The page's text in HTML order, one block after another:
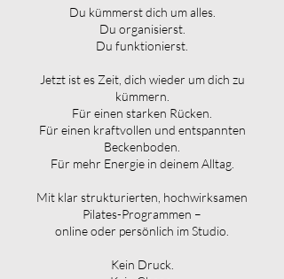
Du kümmerst dich um alles.
Du organisierst.
Du funktionierst.
Jetzt ist es Zeit, dich wieder um dich zu
kümmern.
Für einen starken Rücken.
Für einen kraftvollen und entspannten
Beckenboden.
Für mehr Energie in deinem Alltag.
Mit klar strukturierten, hochwirksamen
Pilates-Programmen –
online oder persönlich im Studio.
Kein Druck.